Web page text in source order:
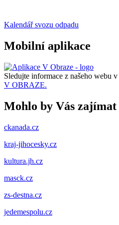
Kalendář svozu odpadu
Mobilní aplikace
Sledujte informace z našeho webu v
V OBRAZE.
Mohlo by Vás zajímat
ckanada.cz
kraj-jihocesky.cz
kultura.jh.cz
masck.cz
zs-destna.cz
jedemespolu.cz